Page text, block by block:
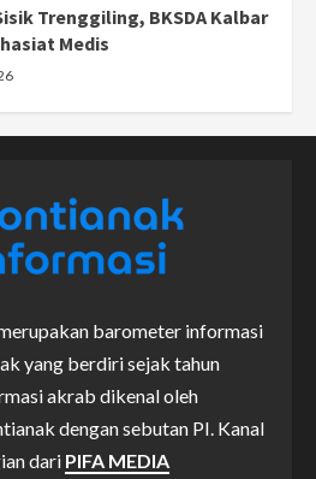
Trenggiling, BKSDA Kalbar
Medis
barometer informasi
yang berdiri sejak tahun
akrab dikenal oleh
dengan sebutan PI. Kanal
dari PIFA MEDIA